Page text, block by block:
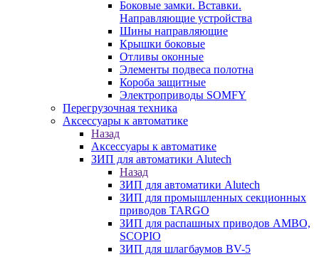
Боковые замки. Вставки.
Направляющие устройства
Шины направляющие
Крышки боковые
Отливы оконные
Элементы подвеса полотна
Короба защитные
Электроприводы SOMFY
Перегрузочная техника
Аксессуары к автоматике
Назад
Аксессуары к автоматике
ЗИП для автоматики Alutech
Назад
ЗИП для автоматики Alutech
ЗИП для промышленных секционных
приводов TARGO
ЗИП для распашных приводов AMBO,
SCOPIO
ЗИП для шлагбаумов BV-5